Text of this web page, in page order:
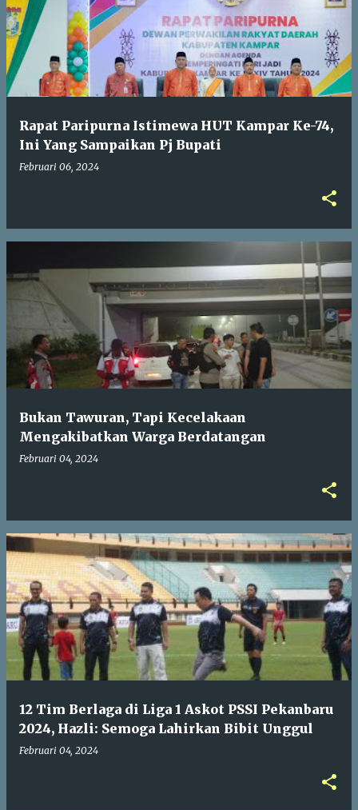
Rapat Paripurna Istimewa HUT Kampar Ke-74,
Ini Yang Sampaikan Pj Bupati
Februari 06, 2024
Bukan Tawuran, Tapi Kecelakaan
Mengakibatkan Warga Berdatangan
Februari 04, 2024
12 Tim Berlaga di Liga 1 Askot PSSI Pekanbaru
2024, Hazli: Semoga Lahirkan Bibit Unggul
Februari 04, 2024